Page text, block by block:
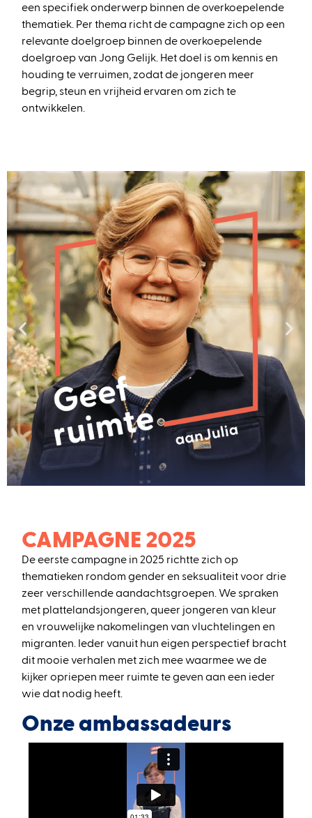
een specifiek onderwerp binnen de overkoepelende
thematiek. Per thema richt de campagne zich op een
relevantedoelgroep binnen de overkoepelende
doelgroep van Jong Gelijk. Het doel is om kennis en
houding te verruimen, zodat de jongeren meer
begrip, steun en vrijheid ervaren om zich te
ontwikkelen.
CAMPAGNE 2025
De eerste campagne in 2025 richtte zich op
thematieken rondom gender en seksualiteit voor drie
zeer verschillende aandachtsgroepen. We spraken
met plattelandsjongeren, queer jongeren van kleur
en vrouwelijke nakomelingen van vluchtelingen en
migranten. Ieder vanuit hun eigen perspectief bracht
dit mooie verhalen met zich mee waarmee we de
kijker opriepen meer ruimte te geven aan een ieder
wie dat nodig heeft.
Onze ambassadeurs